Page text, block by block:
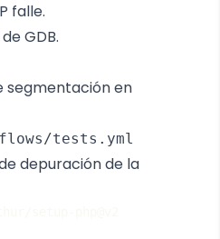
falle.
GDB.
segmentación en
tests.yml
depuración de la